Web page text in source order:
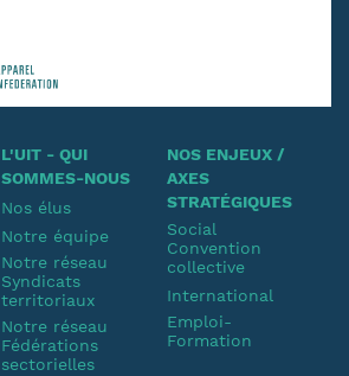
L'UIT - QUI
SOMMES-NOUS
Nos élus
Notre équipe
Notre réseau
Syndicats
territoriaux
Notre réseau
Fédérations
sectorielles
NOS ENJEUX /
AXES
STRATÉGIQUES
Social
Convention
collective
International
Emploi-
Formation